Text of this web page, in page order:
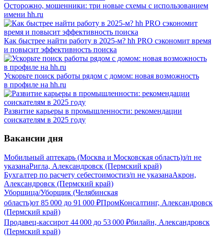
Осторожно, мошенники: три новые схемы с использованием
имени hh.ru
Как быстрее найти работу в 2025-м? hh PRO сэкономит время
и повысит эффективность поиска
Ускорьте поиск работы рядом с домом: новая возможность
в профиле на hh.ru
Развитие карьеры в промышленности: рекомендации
соискателям в 2025 году
Вакансии дня
Мобильный аптекарь (Москва и Московская область)з/п не
указанаРигла, Александровск (Пермский край)
Бухгалтер по расчету себестоимостиз/п не указанаАкрон,
Александровск (Пермский край)
Уборщица/Уборщик (Челябинская
область)от 85 000 до 91 000 ₽ПромКонсалтинг, Александровск
(Пермский край)
Продавец-кассирот 44 000 до 53 000 ₽билайн, Александровск
(Пермский край)